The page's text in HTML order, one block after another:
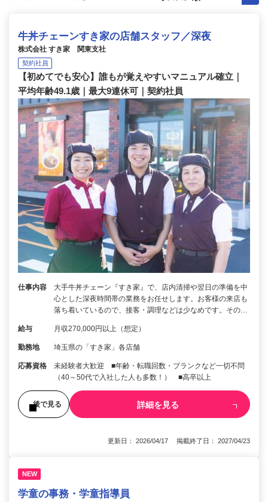
牛丼チェーンすき家の店舗スタッフ／深夜
株式会社 すき家 関東支社
契約社員
【初めてでも安心】誰もが覚えやすいマニュアル確立｜
平均年齢49.1歳｜最大9連休可｜契約社員
仕事内容
大手牛丼チェーン『すき家』で、店内清掃や翌日の準備を中
心とした深夜時間帯の業務をお任せします。お客様の来店も
落ち着いているので、接客・調理などは少なめです。その…
給与 月収270,000円以上（想定）
勤務地 埼玉県の「すき家」各店舗
応募資格
未経験者大歓迎 ■年齢・転職回数・ブランクなど一切不問
（40～50代で入社した人も多数！） ■高卒以上
後で見る 詳細を見る
更新日： 2026/04/17 掲載終了日： 2027/04/23
NEW
学童の事務・学童指導員